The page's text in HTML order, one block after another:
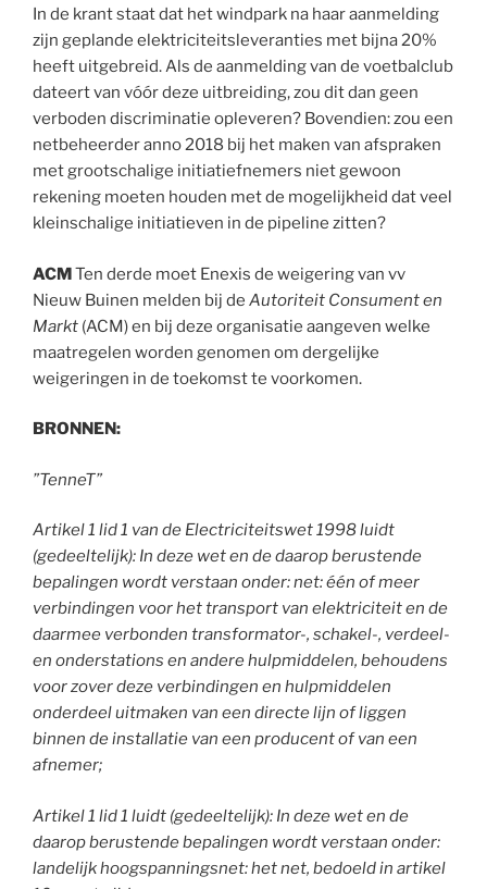
In de krant staat dat het windpark na haar aanmelding
zijn geplande elektriciteitsleveranties met bijna 20%
heeft uitgebreid. Als de aanmelding van de voetbalclub
dateert van vóór deze uitbreiding, zou dit dan geen
verboden discriminatie opleveren? Bovendien: zou een
netbeheerder anno 2018 bij het maken van afspraken
met grootschalige initiatiefnemers niet gewoon
rekening moeten houden met de mogelijkheid dat veel
kleinschalige initiatieven in de pipeline zitten?
ACMTen derde moet Enexis de weigering van vv
Nieuw Buinen melden bij de Autoriteit Consument en
Markt (ACM) en bij deze organisatie aangeven welke
maatregelen worden genomen om dergelijke
weigeringen in de toekomst te voorkomen.
BRONNEN:
”TenneT”
Artikel 1 lid 1 van de Electriciteitswet 1998 luidt
(gedeeltelijk): In deze wet en de daarop berustende
bepalingen wordt verstaan onder: net: één of meer
verbindingen voor het transport van elektriciteit en de
daarmee verbonden transformator-, schakel-, verdeel-
en onderstations en andere hulpmiddelen, behoudens
voor zover deze verbindingen en hulpmiddelen
onderdeel uitmaken van een directe lijn of liggen
binnen de installatie van een producent of van een
afnemer;
Artikel 1 lid 1 luidt (gedeeltelijk): In deze wet en de
daarop berustende bepalingen wordt verstaan onder:
landelijk hoogspanningsnet: het net, bedoeld in artikel